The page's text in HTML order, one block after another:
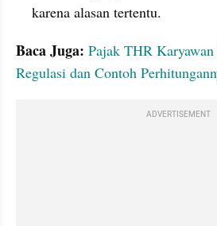
karena alasan tertentu.
Baca Juga: Pajak THR
Regulasi dan Contoh
ADVERTISEMENT